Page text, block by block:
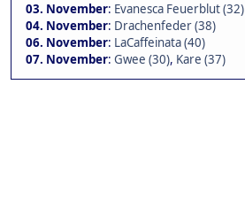
03. November: Evanesca Feuerblut (32)
04. November: Drachenfeder (38)
06. November: LaCaffeinata (40)
07. November: Gwee (30), Kare (37)